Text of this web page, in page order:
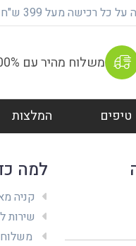
משלוח מהיר עם 100% אחריות
טיפים המלצות
למה
קניה
שירות
משלוח חינם